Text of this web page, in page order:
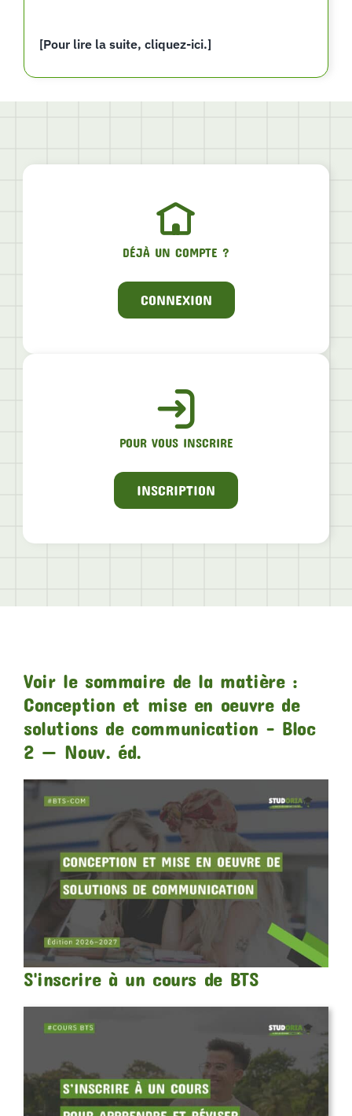
[Pour lire la suite, cliquez-ici.]
DÉJÀ UN COMPTE ?
CONNEXION
POUR VOUS INSCRIRE
INSCRIPTION
Voir le sommaire de la matière :
Conception et mise en oeuvre de
solutions de communication – Bloc
2 — Nouv. éd.
S'inscrire à un cours de BTS